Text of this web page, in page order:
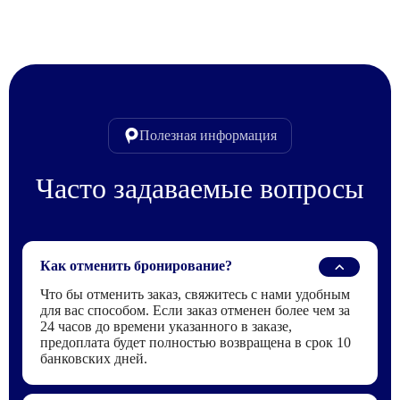
Полезная информация
Часто задаваемые вопросы
Как отменить бронирование?
Что бы отменить заказ, свяжитесь с нами удобным
для вас способом. Если заказ отменен более чем за
24 часов до времени указанного в заказе,
предоплата будет полностью возвращена в срок 10
банковских дней.